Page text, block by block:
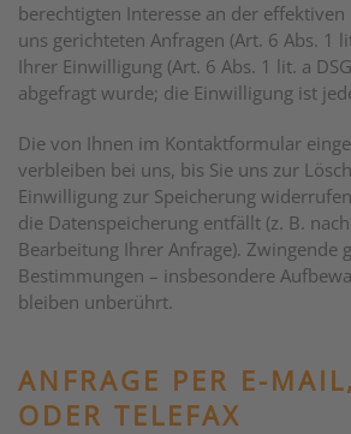
berechtigten Interesse an der
uns gerichteten Anfragen (Art. 6 Abs. 1
Ihrer Einwilligung (Art. 6 Abs. 1 lit. a
abgefragt wurde; die Einwilligung ist
Die von Ihnen im Kontaktformular
verbleiben bei uns, bis Sie uns zur
Einwilligung zur Speicherung
die Datenspeicherung entfällt (z. B.
Bearbeitung Ihrer Anfrage). Zwingende
Bestimmungen – insbesondere
bleiben unberührt.
ANFRAGE PER E-
ODER TELEFAX